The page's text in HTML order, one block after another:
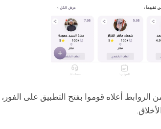
أعلاه قوموا بفتح التطبيق على الفور،